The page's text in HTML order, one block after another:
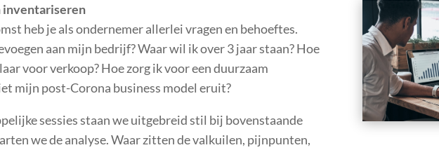
inventariseren
heb je als ondernemer allerlei vragen en behoeftes.
aan mijn bedrijf? Waar wil ik over 3 jaar staan? Hoe
voor verkoop? Hoe zorg ik voor een duurzaam
mijn post-Corona business model eruit?
sessies staan we uitgebreid stil bij bovenstaande
we de analyse. Waar zitten de valkuilen, pijnpunten,